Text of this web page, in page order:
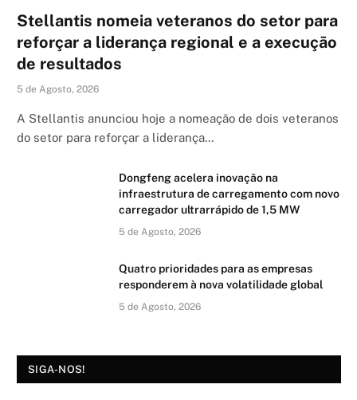
Stellantis nomeia veteranos do setor para
reforçar a liderança regional e a execução
de resultados
5 de Agosto, 2026
A Stellantis anunciou hoje a nomeação de dois veteranos
do setor para reforçar a liderança…
Dongfeng acelera inovação na
infraestrutura de carregamento com novo
carregador ultrarrápido de 1,5 MW
5 de Agosto, 2026
Quatro prioridades para as empresas
responderem à nova volatilidade global
5 de Agosto, 2026
SIGA-NOS!